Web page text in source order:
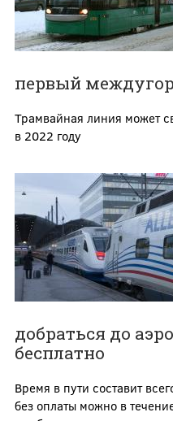
первый
Трамвайная линия может
в 2022 году
добраться до
бесплатно
Время в пути составит
без оплаты можно в